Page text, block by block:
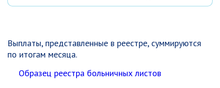
Выплаты, представленные в реестре, суммируются
по итогам месяца.
Образец реестра больничных листов